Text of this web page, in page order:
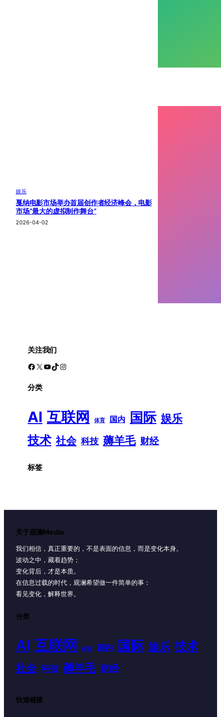
娱乐
戛纳电影市场举办首届创作者经济峰会，电影
市场“最大的虚拟制作舞台”
2026-04-02
关注我们
Facebook X YouTube TikTok Instagram
分类
AI 互联网 体育 国内 国际 娱乐
技术 社会 科技 薅羊毛 财经
标签
关于观澜Media
我们相信，真正重要的，不是表面的信息，而是变化本身。
波动之中，藏着趋势；
变化背后，才是本质。
在信息过载的时代，观澜希望做一件简单的事：
看见变化，解释世界。
分类
AI 互联网 体育 国内 国际 娱乐 技术
社会 科技 薅羊毛 财经
快速链接